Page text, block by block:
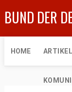
BUND DER
HOME ARTIKEL